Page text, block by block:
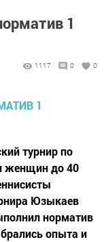
1
1117 0 0
турнир по
женщин до 40
Юзыкаев
норматив
опыта и